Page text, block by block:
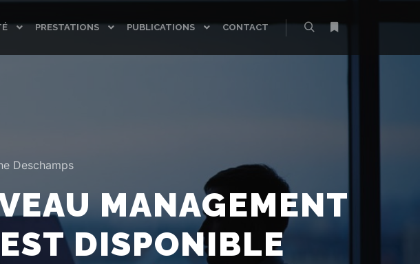
PRESTATIONS PUBLICATIONS
CONTACT
Deschamps
MANAGEMENT
DISPONIBLE